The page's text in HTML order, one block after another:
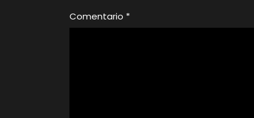
Comentario *